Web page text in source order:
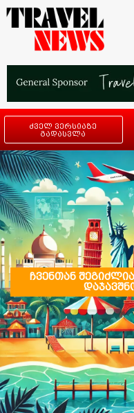
ძველ ვერსიაზე
გადასვლა
ჩვენთან